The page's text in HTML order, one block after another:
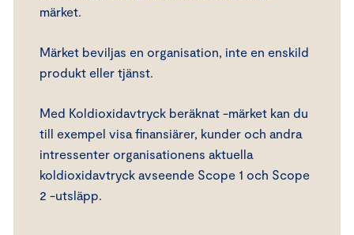
märket.
Märket beviljas en organisation, inte en enskild
produkt eller tjänst.
Med Koldioxidavtryck beräknat -märket kan du
till exempel visa finansiärer, kunder och andra
intressenter organisationens aktuella
koldioxidavtryck avseende Scope 1 och Scope
2 -utsläpp.